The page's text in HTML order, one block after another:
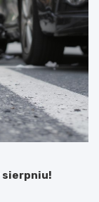
sierpniu!